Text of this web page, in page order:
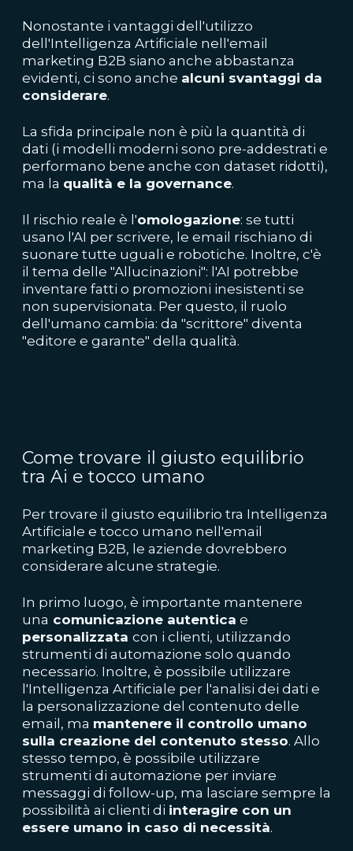
Nonostante i vantaggi dell'utilizzo
dell'Intelligenza Artificiale nell'email
marketing B2B siano anche abbastanza
evidenti, ci sono anche alcuni svantaggi da
considerare.
La sfida principale non è più la quantità di
dati (i modelli moderni sono pre-addestrati e
performano bene anche con dataset ridotti),
ma la qualità e la governance.
Il rischio reale è l'omologazione: se tutti
usano l'AI per scrivere, le email rischiano di
suonare tutte uguali e robotiche. Inoltre, c'è
il tema delle "Allucinazioni": l'AI potrebbe
inventare fatti o promozioni inesistenti se
non supervisionata. Per questo, il ruolo
dell'umano cambia: da "scrittore" diventa
"editore e garante" della qualità.
Come trovare il giusto equilibrio
tra Ai e tocco umano
Per trovare il giusto equilibrio tra Intelligenza
Artificiale e tocco umano nell'email
marketing B2B, le aziende dovrebbero
considerare alcune strategie.
In primo luogo, è importante mantenere
una comunicazione autentica e
personalizzata con i clienti, utilizzando
strumenti di automazione solo quando
necessario. Inoltre, è possibile utilizzare
l'Intelligenza Artificiale per l'analisi dei dati e
la personalizzazione del contenuto delle
email, ma mantenere il controllo umano
sulla creazione del contenuto stesso. Allo
stesso tempo, è possibile utilizzare
strumenti di automazione per inviare
messaggi di follow-up, ma lasciare sempre la
possibilità ai clienti di interagire con un
essere umano in caso di necessità.